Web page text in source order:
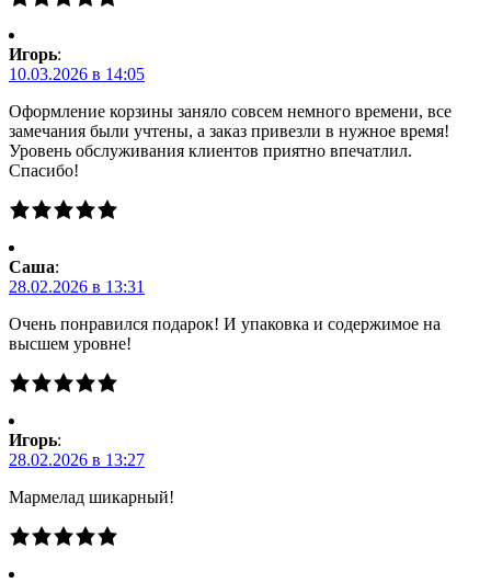
Игорь:
10.03.2026 в 14:05
Оформление корзины заняло совсем немного времени, все
замечания были учтены, а заказ привезли в нужное время!
Уровень обслуживания клиентов приятно впечатлил.
Спасибо!
Саша:
28.02.2026 в 13:31
Очень понравился подарок! И упаковка и содержимое на
высшем уровне!
Игорь:
28.02.2026 в 13:27
Мармелад шикарный!